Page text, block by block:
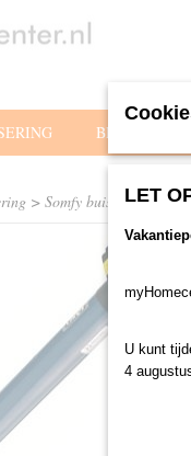
> Somfy buismotoren >
LET
U kunt
4